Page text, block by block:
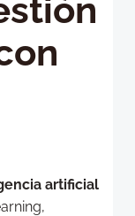
artificial